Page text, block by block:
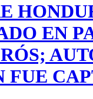
EN
FUE